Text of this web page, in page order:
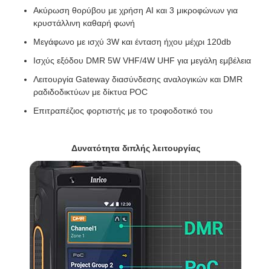
Ακύρωση θορύβου με χρήση AI και 3 μικροφώνων για
κρυστάλλινη καθαρή φωνή
Μεγάφωνο με ισχύ 3W και ένταση ήχου μέχρι 120db
Ισχύς εξόδου DMR 5W VHF/4W UHF για μεγάλη εμβέλεια
Λειτουργία Gateway διασύνδεσης αναλογικών και DMR
ραδιδοδικτύων με δίκτυα POC
Επιτραπέζιος φορτιστής με το τροφοδοτικό του
Δυνατότητα διπλής λειτουργίας